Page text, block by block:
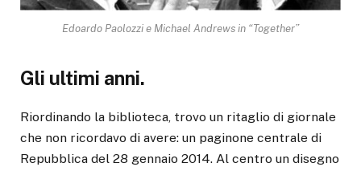
Edoardo Paolozzi e Michael Andrews in “Together”
Gli ultimi anni.
Riordinando la biblioteca, trovo un ritaglio di giornale
che non ricordavo di avere: un paginone centrale di
Repubblica del 28 gennaio 2014. Al centro un disegno